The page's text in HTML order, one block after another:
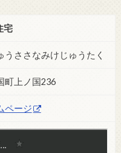
宅
うささなみけじゅうたく
町上ノ国236
ページ